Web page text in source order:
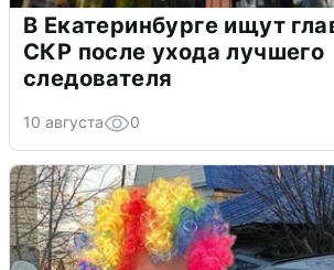
В Екатеринбурге ищут
СКР после ухода лучшего
следователя
10 августа 0